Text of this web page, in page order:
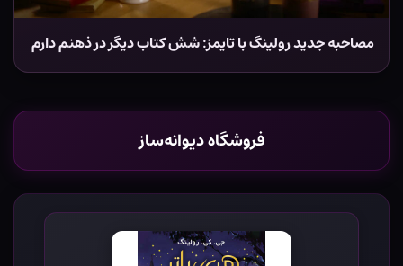
مصاحبه جدید رولینگ با تایمز: شش کتاب دیگر در ذهنم دارم
فروشگاه دیوانه‌ساز